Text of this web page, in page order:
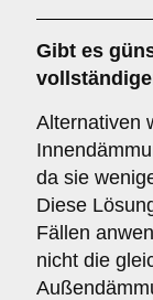
Gibt es
Alternativen
da sie
Diese
Fällen
nicht die